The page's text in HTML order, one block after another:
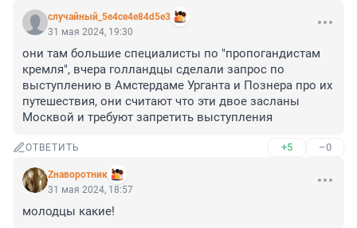
случайный_5e4ce4e84d5e3
31 мая 2024, 19:30
они там большие специалисты по "пропогандистам
кремля", вчера голландцы сделали запрос по
выступлению в Амстердаме Урганта и Познера про их
путешествия, они считают что эти двое засланы
Москвой и требуют запретить выступления
ОТВЕТИТЬ +5 –0
Zнаворотник
31 мая 2024, 18:57
молодцы какие!